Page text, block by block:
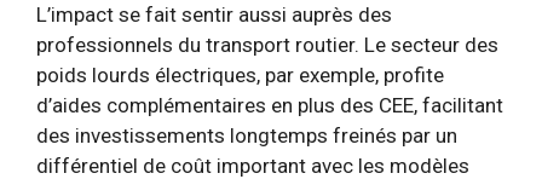
L’impact se fait sentir aussi auprès des
professionnels du transport routier. Le secteur des
poids lourds électriques, par exemple, profite
d’aides complémentaires en plus des CEE, facilitant
des investissements longtemps freinés par un
différentiel de coût important avec les modèles